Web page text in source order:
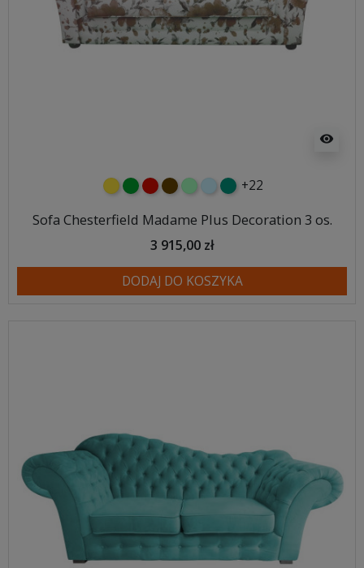
visibility
żółtyzielonyczerwony
czekoladowy
miętowybłękitny
turkusowy
+22
Sofa Chesterfield Madame Plus Decoration 3 os.
3 915,00 zł
DODAJ DO KOSZYKA